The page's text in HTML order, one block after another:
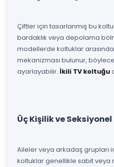
Çiftler için tasarlanmış bu
bardaklık veya depolama
modellerde koltuklar arasında
mekanizması bulunur,
ayarlayabilir. İkili TV koltuğu
Üç Kişilik ve
Aileler veya arkadaş grupları
koltuklar genellikle sabit veya